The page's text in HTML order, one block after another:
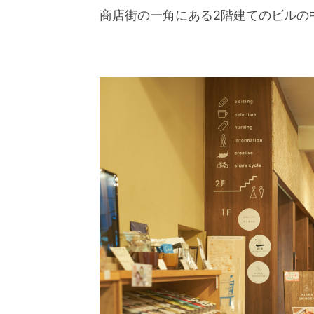
商店街の一角にある2階建てのビルの